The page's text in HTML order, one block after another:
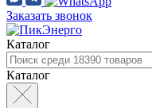
Заказать звонок
Каталог
Каталог